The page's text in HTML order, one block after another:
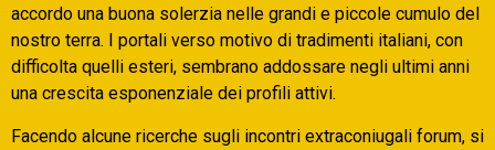
accordo una buona solerzia nelle grandi e piccole cumulo del
nostro terra. I portali verso motivo di tradimenti italiani, con
difficolta quelli esteri, sembrano addossare negli ultimi anni
una crescita esponenziale dei profili attivi.
Facendo alcune ricerche sugli incontri extraconiugali forum, si